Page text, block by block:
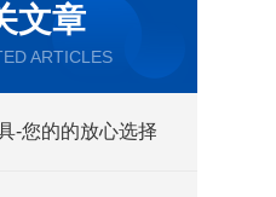
文章
ARTICLES
-您的的放心选择